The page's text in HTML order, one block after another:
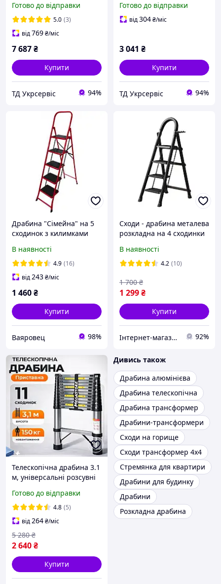
Готово до відправки
5.0 (3)
від769₴/міс
7 687₴
Купити
ТД Укрсервіс 94%
980 мм (KMH1205)
Готово до відправки
від304₴/міс
3 041 ₴
Купити
ТД Укрсервіс 94%
Драбина "Сімейна" на 5
сходинок з килимками
В наявності
4.9 (16)
від243₴/міс
1 460₴
Купити
Ваяровец 98%
Сходи - драбина металева
розкладна на 4 сходинки
В наявності
4.2 (10)
1 299₴
1 700 ₴
Купити
Інтернет-магазин "FenixShops" 92%
Телескопічна драбина 3.1
м, універсальні розсувні
складна алюмінієва
драбина для дому, саду
Готово до відправки
4.8 (5)
від264₴/міс
2 640₴
5 280 ₴
Купити
Дивись також
Драбина алюмінієва
Драбина телескопічна
Драбина трансформер
Драбини-трансформери
Сходи на горище
Сходи трансформер 4х4
Стремянка для квартири
Драбини для будинку
Драбини
Розкладна драбина